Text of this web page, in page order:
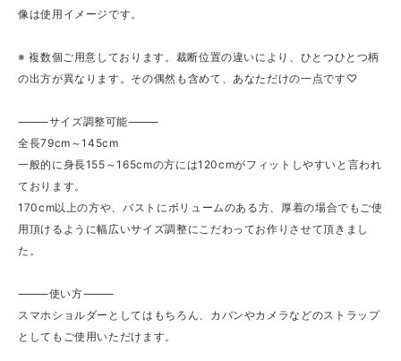
像は使用イメージです。
※ 複数個ご用意しております。裁断位置の違いにより、ひとつひとつ柄
の出方が異なります。その偶然も含めて、あなただけの一点です♡
⸻サイズ調整可能⸻
全長79cm～145cm
一般的に身長155～165cmの方には120cmがフィットしやすいと言われ
ております。
170cm以上の方や、バストにボリュームのある方、厚着の場合でもご使
用頂けるように幅広いサイズ調整にこだわってお作りさせて頂きまし
た。
⸻使い方⸻
スマホショルダーとしてはもちろん、カバンやカメラなどのストラップ
としてもご使用いただけます。